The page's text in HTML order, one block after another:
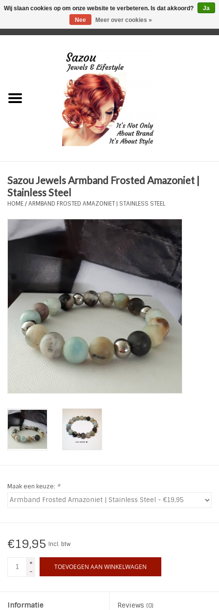
Just for Him
Plus Size Sieraden
Tassen en meer
Haaraccesoires
Zonnebrillen
Fashion
ON THE BEACH
LIFESTYLE PRODUCTEN
SALE
Sazou Jewels Armband Frosted Amazoniet |
Stainless Steel
HOME/ARMBAND FROSTED AMAZONIET | STAINLESS STEEL
Maak een keuze: *
€19,95 Incl. btw
+
-
TOEVOEGEN AAN WINKELWAGEN
Informatie Reviews (0)
Wij slaan cookies op om onze website te verbeteren. Is dat akkoord?
Ja
Nee
Meer over cookies »